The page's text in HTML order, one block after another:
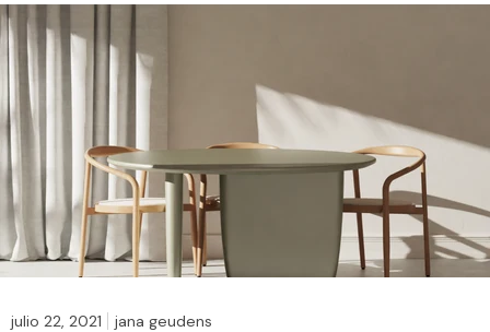
julio 22, 2021 jana geudens